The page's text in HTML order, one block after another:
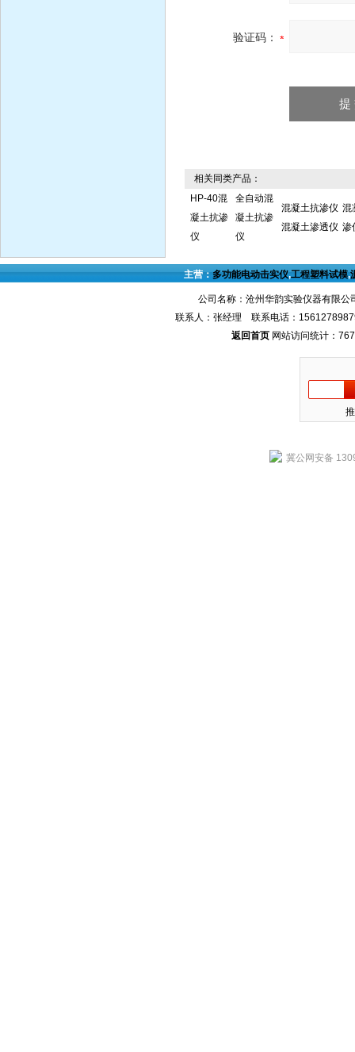
验证码：
相关同类产品：
HP-40混
凝土抗渗
仪
全自动混
凝土抗渗
仪
混凝土抗渗仪
混凝土渗透仪
混
渗
主营：多功能电动击实仪,工程塑料试模,
公司名称：沧州华韵实验仪器有限
联系人：张经理 联系电话：
返回首页 网站访问统计：
冀公网安备